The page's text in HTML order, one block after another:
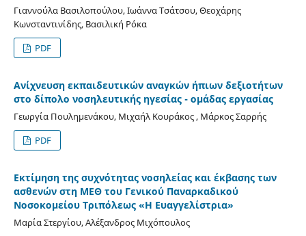
Γιαννούλα Βασιλοπούλου, Ιωάννα Τσάτσου, Θεοχάρης
Κωνσταντινίδης, Βασιλική Ρόκα
PDF
Ανίχνευση εκπαιδευτικών αναγκών ήπιων δεξιοτήτων
στο δίπολο νοσηλευτικής ηγεσίας - ομάδας εργασίας
Γεωργία Πουλημενάκου, Μιχαήλ Κουράκος , Μάρκος Σαρρής
PDF
Εκτίμηση της συχνότητας νοσηλείας και έκβασης των
ασθενών στη ΜΕΘ του Γενικού Παναρκαδικού
Νοσοκομείου Τριπόλεως «Η Ευαγγελίστρια»
Μαρία Στεργίου, Αλέξανδρος Μιχόπουλος